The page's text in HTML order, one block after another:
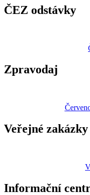
ČEZ odstávky
Zpravodaj
Veřejné zakázky
Informační